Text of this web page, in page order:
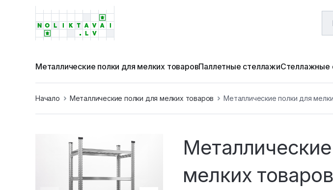
Металлические полки для мелких товаровПаллетные стеллажиСтеллажные
Начало Металлические полки для мелких товаров Металлические полки для
мелких